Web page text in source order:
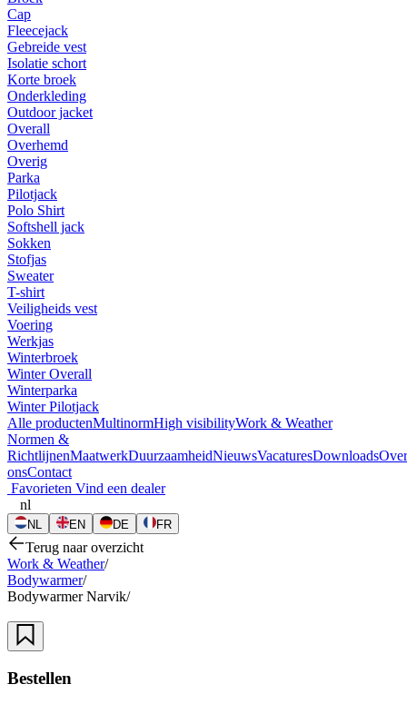
Cap
Fleecejack
Gebreide vest
Isolatie schort
Korte broek
Onderkleding
Outdoor jacket
Overall
Overhemd
Overig
Parka
Pilotjack
Polo Shirt
Softshell jack
Sokken
Stofjas
Sweater
T-shirt
Veiligheids vest
Voering
Werkjas
Winterbroek
Winter Overall
Winterparka
Winter Pilotjack
Alle productenMultinormHigh visibilityWork & Weather
Normen &
RichtlijnenMaatwerkDuurzaamheidNieuwsVacaturesDownloadsOver
onsContact
Favorieten Vind een dealer
nl
NL EN DE FR
Terug naar overzicht
Work & Weather/
Bodywarmer/
Bodywarmer Narvik/
Bestellen